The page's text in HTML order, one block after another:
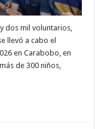
dos mil voluntarios,
llevó a cabo el
en Carabobo, en
de 300 niños,